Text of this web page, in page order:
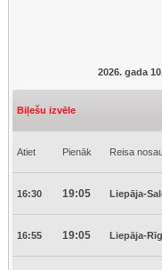
2026. gada
Biļešu izvēle
Atiet Pienāk Reisa
16:30 19:05 Liepāja-
16:55 19:05 Liepāja-